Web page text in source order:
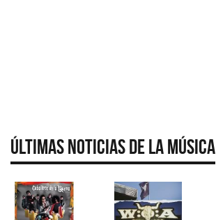
Últimas Noticias de la Música